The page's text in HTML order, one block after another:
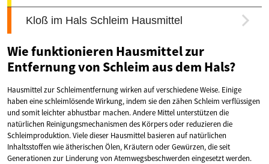
Wie funktionieren Hausmittel zur
Entfernung von Schleim aus dem Hals?
Hausmittel zur Schleimentfernung wirken auf verschiedene Weise. Einige
haben eine schleimlösende Wirkung, indem sie den zähen Schleim verflüssigen
und somit leichter abhustbar machen. Andere Mittel unterstützen die
natürlichen Reinigungsmechanismen des Körpers oder reduzieren die
Schleimproduktion. Viele dieser Hausmittel basieren auf natürlichen
Inhaltsstoffen wie ätherischen Ölen, Kräutern oder Gewürzen, die seit
Generationen zur Linderung von Atemwegsbeschwerden eingesetzt werden.